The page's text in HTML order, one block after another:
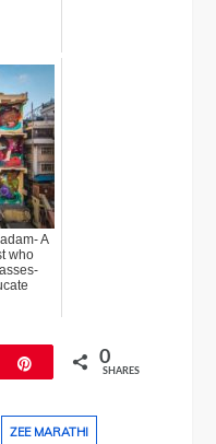
A
who
0
SHARES
ZEE MARATHI